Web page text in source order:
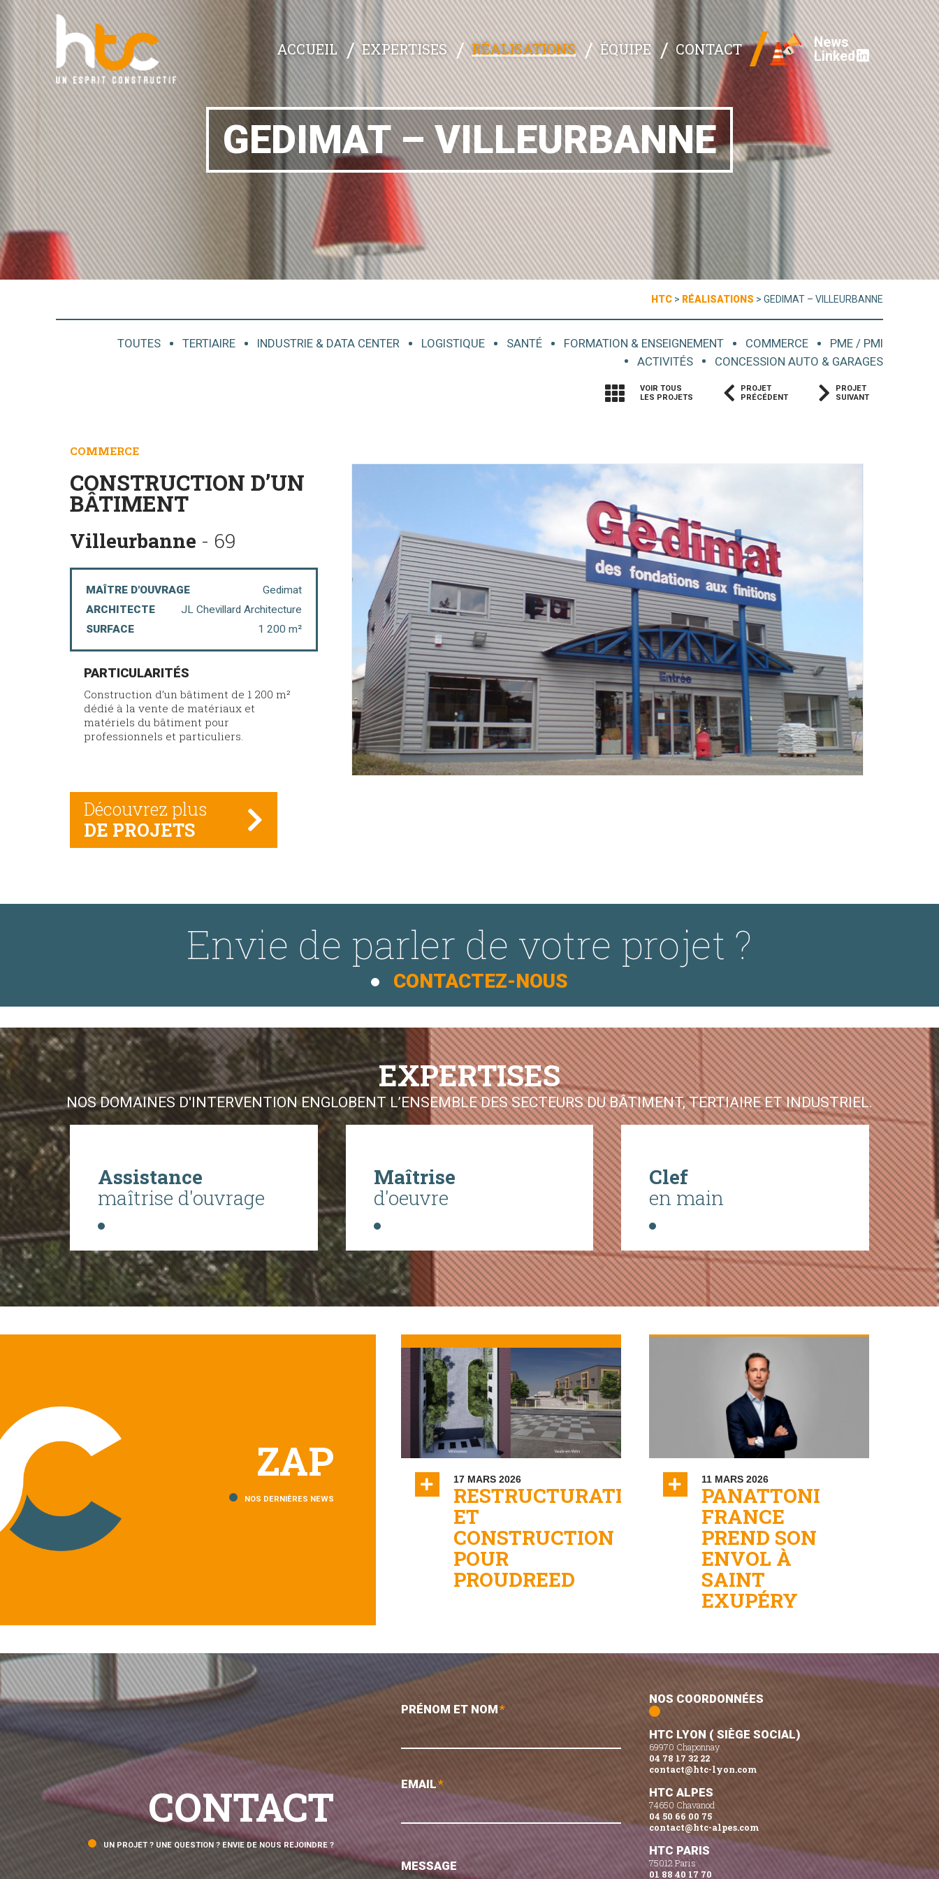
ACCUEIL EXPERTISES RÉALISATIONS ÉQUIPE CONTACT
News
Linked
GEDIMAT – VILLEURBANNE
HTC > RÉALISATIONS > GEDIMAT – VILLEURBANNE
TOUTES TERTIAIRE INDUSTRIE & DATA CENTER LOGISTIQUE SANTÉ FORMATION & ENSEIGNEMENT COMMERCE
PME / PMI
ACTIVITÉS
CONCESSION AUTO & GARAGES
VOIR TOUS
LES PROJETS
PROJET
PRÉCÉDENT
PROJET
SUIVANT
COMMERCE
CONSTRUCTION D’UN
BÂTIMENT
Villeurbanne - 69
MAÎTRE D'OUVRAGE
Gedimat
ARCHITECTE
JL Chevillard Architecture
SURFACE
1 200 m²
PARTICULARITÉS
Construction d’un bâtiment de 1 200 m²
dédié à la vente de matériaux et
matériels du bâtiment pour
professionnels et particuliers.
Découvrez plus
DE PROJETS
Envie de parler de votre projet ?
CONTACTEZ-NOUS
EXPERTISES
NOS DOMAINES D'INTERVENTION ENGLOBENT L’ENSEMBLE DES SECTEURS DU BÂTIMENT, TERTIAIRE ET INDUSTRIEL.
Assistance
maîtrise d'ouvrage
Maîtrise
d'oeuvre
Clef
en main
ZAP
NOS DERNIÈRES NEWS
17 MARS 2026
RESTRUCTURATION
ET
CONSTRUCTION
POUR
PROUDREED
11 MARS 2026
PANATTONI
FRANCE
PREND SON
ENVOL À
SAINT
EXUPÉRY
CONTACT
UN PROJET ? UNE QUESTION ? ENVIE DE NOUS REJOINDRE ?
PRÉNOM ET NOM*
EMAIL*
MESSAGE
NOS COORDONNÉES
HTC LYON ( SIÈGE SOCIAL)
69970 Chaponnay
04 78 17 32 22
contact@htc-lyon.com
HTC ALPES
74650 Chavanod
04 50 66 00 75
contact@htc-alpes.com
HTC PARIS
75012 Paris
01 88 40 17 70